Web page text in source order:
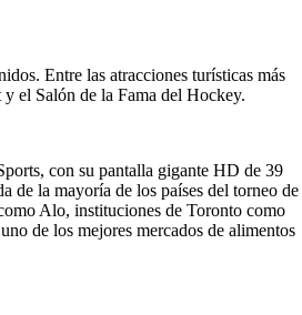
Entre las atracciones turísticas más
el Salón de la Fama del Hockey.
con su pantalla gigante HD de 39
de la mayoría de los países del torneo de
Alo, instituciones de Toronto como
de los mejores mercados de alimentos